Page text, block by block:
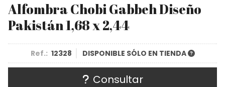
Alfombra Chobi Gabbeh Diseño
Pakistán 1,68 x 2,44
Ref.: 12328 DISPONIBLE SÓLO EN TIENDA
Consultar